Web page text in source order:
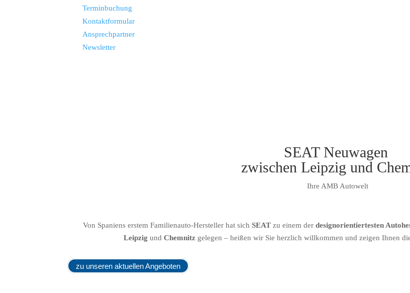
Terminbuchung
Kontaktformular
Ansprechpartner
Newsletter
SEAT Neuwagen
zwischen Leipzig und
Ihre AMB Autowelt
Von Spaniens erstem Familienauto-Hersteller hat sich SEAT zu einem der designorientiertesten
Leipzig und Chemnitz gelegen – heißen wir Sie herzlich willkommen und zeigen Ihnen
zu unseren aktuellen Angeboten